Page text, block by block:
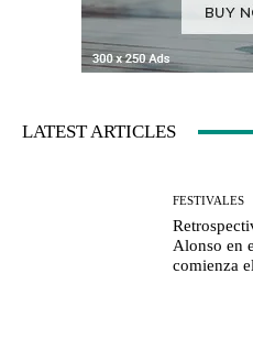
LATEST ARTICLES
FESTIVALES
Alonso en
comienza